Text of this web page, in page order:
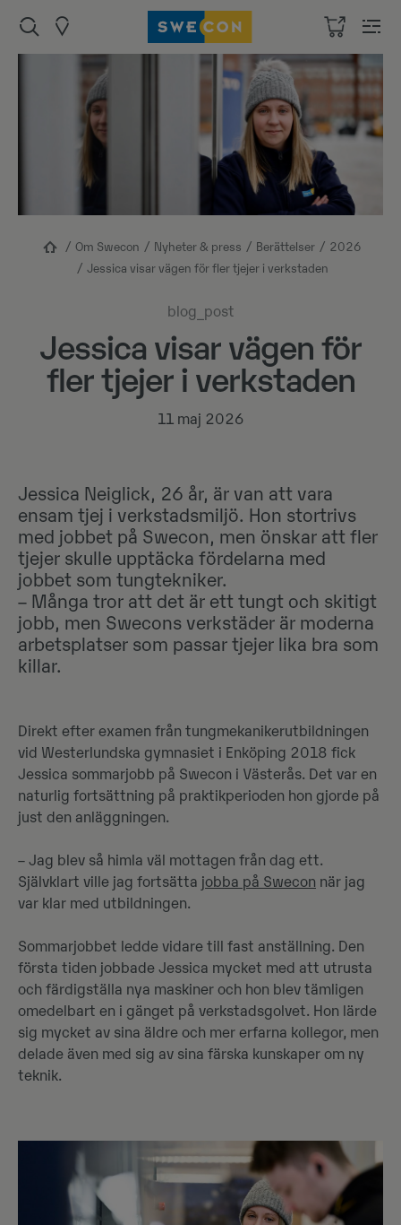
Om Swecon Nyheter & press Berättelser
2026
Jessica visar vägen för fler tjejer i verkstaden
blog_post
Jessica visar vägen för
fler tjejer i verkstaden
11 maj 2026
Jessica Neiglick, 26 år, är van att vara
ensam tjej i verkstadsmiljö. Hon stortrivs
med jobbet på Swecon, men önskar att fler
tjejer skulle upptäcka fördelarna med
jobbet som tungtekniker.
– Många tror att det är ett tungt och skitigt
jobb, men Swecons verkstäder är moderna
arbetsplatser som passar tjejer lika bra som
killar.
Direkt efter examen från tungmekanikerutbildningen
vid Westerlundska gymnasiet i Enköping 2018 fick
Jessica sommarjobb på Swecon i Västerås. Det var en
naturlig fortsättning på praktikperioden hon gjorde på
just den anläggningen.
– Jag blev så himla väl mottagen från dag ett.
Självklart ville jag fortsätta jobba på Swecon när jag
var klar med utbildningen.
Sommarjobbet ledde vidare till fast anställning. Den
första tiden jobbade Jessica mycket med att utrusta
och färdigställa nya maskiner och hon blev tämligen
omedelbart en i gänget på verkstadsgolvet. Hon lärde
sig mycket av sina äldre och mer erfarna kollegor, men
delade även med sig av sina färska kunskaper om ny
teknik.